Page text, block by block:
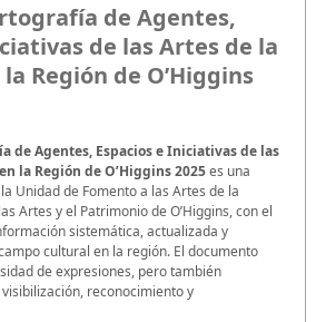
de Agentes,
de las Artes de la
Región de O’Higgins
de Agentes, Espacios e Iniciativas de las
la Región de O’Higgins 2025es una
Unidad de Fomento a las Artes de la
Artes y el Patrimonio de O’Higgins, con el
sistemática, actualizada y
cultural en la región. El documento
de expresiones, pero también
reconocimiento y